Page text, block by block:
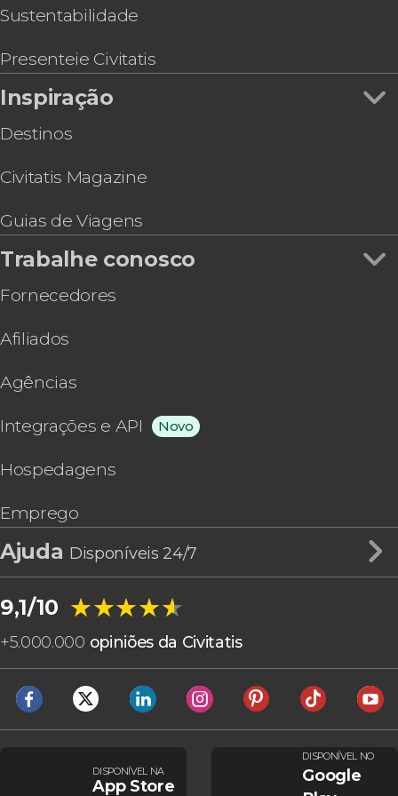
Visita guiada pelo Museu Picasso
Sustentabilidade
Presenteie Civitatis
Inspiração
Destinos
Civitatis Magazine
Guias de Viagens
Trabalhe conosco
Fornecedores
Afiliados
Agências
Integrações e API Novo
Hospedagens
Emprego
Ajuda Disponíveis 24/7
9,1/10 ★★★★★
★★★★★
+5.000.000 opiniões da Civitatis
DISPONÍVEL NA
App Store
DISPONÍVEL NO
Google